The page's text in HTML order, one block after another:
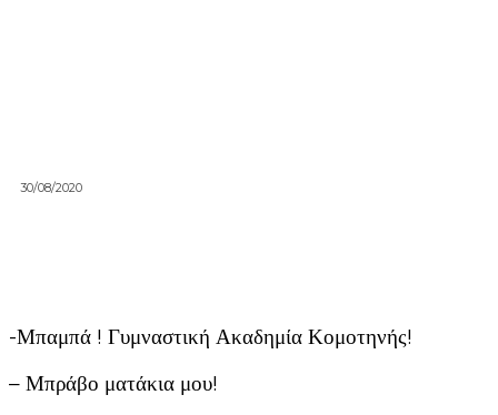
30/08/2020
-Μπαμπά ! Γυμναστική Ακαδημία Κομοτηνής!
– Μπράβο ματάκια μου!